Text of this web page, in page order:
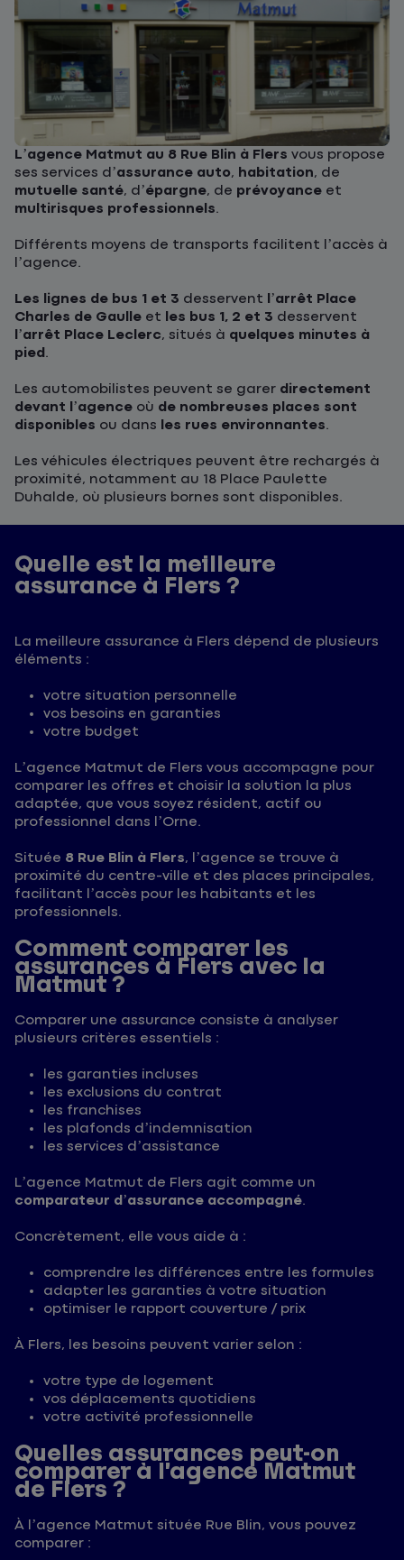
L’agence Matmut au 8 Rue Blin à Flers vous propose
ses services d’assurance auto, habitation, de
mutuelle santé, d’épargne, de prévoyance et
multirisques professionnels.
Différents moyens de transports facilitent l’accès à
l’agence.
Les lignes de bus 1 et 3 desservent l’arrêt Place
Charles de Gaulle et les bus 1, 2 et 3 desservent
l’arrêt Place Leclerc, situés à quelques minutes à
pied .
Les automobilistes peuvent se garer directement
devant l’agence où de nombreuses places sont
disponibles ou dans les rues environnantes.
Les véhicules électriques peuvent être rechargés à
proximité, notamment au 18 Place Paulette
Duhalde, où plusieurs bornes sont disponibles.
Quelle est la meilleure
assurance à Flers ?
La meilleure assurance à Flers dépend de plusieurs
éléments :
votre situation personnelle
vos besoins en garanties
votre budget
L’agence Matmut de Flers vous accompagne pour
comparer les offres et choisir la solution la plus
adaptée, que vous soyez résident, actif ou
professionnel dans l’Orne.
Située 8 Rue Blin à Flers, l’agence se trouve à
proximité du centre-ville et des places principales,
facilitant l’accès pour les habitants et les
professionnels.
Comment comparer les
assurances à Flers avec la
Matmut ?
Comparer une assurance consiste à analyser
plusieurs critères essentiels :
les garanties incluses
les exclusions du contrat
les franchises
les plafonds d’indemnisation
les services d’assistance
L’agence Matmut de Flers agit comme un
comparateur d’assurance accompagné.
Concrètement, elle vous aide à :
comprendre les différences entre les formules
adapter les garanties à votre situation
optimiser le rapport couverture / prix
À Flers, les besoins peuvent varier selon :
votre type de logement
vos déplacements quotidiens
votre activité professionnelle
Quelles assurances peut-on
comparer à l’agence Matmut
de Flers ?
À l’agence Matmut située Rue Blin, vous pouvez
comparer :